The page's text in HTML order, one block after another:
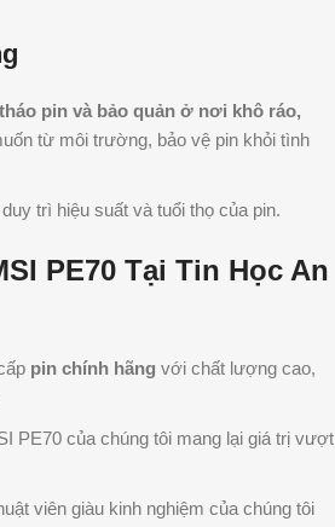
tháo pin và bảo quản ở nơi khô ráo,
từ môi trường, bảo vệ pin khỏi tình
trì hiệu suất và tuổi thọ của pin.
PE70 Tại Tin Học An
pin chính hãng với chất lượng cao,
PE70 của chúng tôi mang lại giá trị vượt
viên giàu kinh nghiệm của chúng tôi